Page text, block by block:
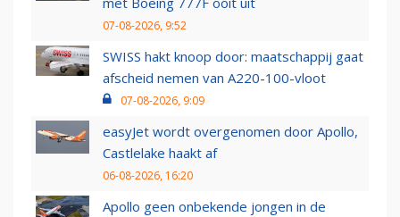
07-08-2026, 9:52
SWISS hakt knoop door: maatschappij gaat
afscheid nemen van A220-100-vloot
07-08-2026, 9:09
easyJet wordt overgenomen door Apollo,
Castlelake haakt af
06-08-2026, 16:20
Apollo geen onbekende jongen in de